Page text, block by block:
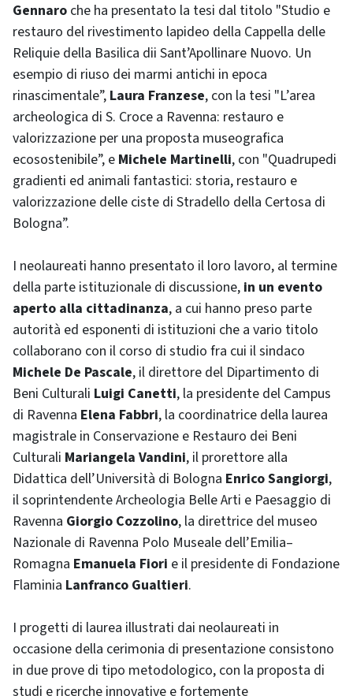
Gennaro che ha presentato la tesi dal titolo "Studio e
restauro del rivestimento lapideo della Cappella delle
Reliquie della Basilica dii Sant’Apollinare Nuovo. Un
esempio di riuso dei marmi antichi in epoca
rinascimentale”, Laura Franzese, con la tesi "L’area
archeologica di S. Croce a Ravenna: restauro e
valorizzazione per una proposta museografica
ecosostenibile”, e Michele Martinelli, con "Quadrupedi
gradienti ed animali fantastici: storia, restauro e
valorizzazione delle ciste di Stradello della Certosa di
Bologna”.
I neolaureati hanno presentato il loro lavoro, al termine
della parte istituzionale di discussione, in un evento
aperto alla cittadinanza, a cui hanno preso parte
autorità ed esponenti di istituzioni che a vario titolo
collaborano con il corso di studio fra cui il sindaco
Michele De Pascale, il direttore del Dipartimento di
Beni Culturali Luigi Canetti, la presidente del Campus
di Ravenna Elena Fabbri, la coordinatrice della laurea
magistrale in Conservazione e Restauro dei Beni
Culturali Mariangela Vandini, il prorettore alla
Didattica dell’Università di Bologna Enrico Sangiorgi,
il soprintendente Archeologia Belle Arti e Paesaggio di
Ravenna Giorgio Cozzolino, la direttrice del museo
Nazionale di Ravenna Polo Museale dell’Emilia–
Romagna Emanuela Fiori e il presidente di Fondazione
Flaminia Lanfranco Gualtieri.
I progetti di laurea illustrati dai neolaureati in
occasione della cerimonia di presentazione consistono
in due prove di tipo metodologico, con la proposta di
studi e ricerche innovative e fortemente